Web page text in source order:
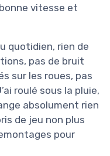
vitesse et
quotidien, rien de
pas de bruit
sur les roues, pas
roulé sous la pluie,
absolument rien
de jeu non plus
pour